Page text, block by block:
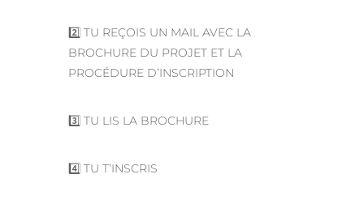
2️⃣ TU REÇOIS UN MAIL AVEC LA
BROCHURE DU PROJET ET LA
PROCÉDURE D’INSCRIPTION
3️⃣ TU LIS LA BROCHURE
4️⃣ TU T’INSCRIS